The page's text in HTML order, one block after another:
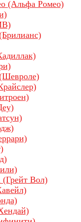
(Альфа Ромео)
Вол)